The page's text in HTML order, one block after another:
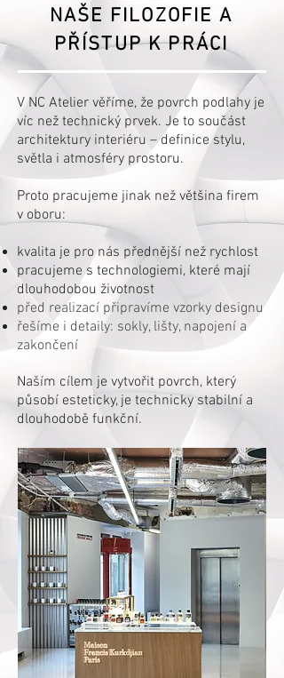
NAŠE FILOZOFIE A
PŘÍSTUP K PRÁCI
V NC Atelier věříme, že povrch podlahy je
víc než technický prvek. Je to součást
architektury interiéru – definice stylu,
světla i atmosféry prostoru.
Proto pracujeme jinak než většina firem
v oboru:
kvalita je pro nás přednější než rychlost
pracujeme s technologiemi, které mají
dlouhodobou životnost
před realizací připravíme vzorky designu
řešíme i detaily: sokly, lišty, napojení a
zakončení
Naším cílem je vytvořit povrch, který
působí esteticky, je technicky stabilní a
dlouhodobě funkční.